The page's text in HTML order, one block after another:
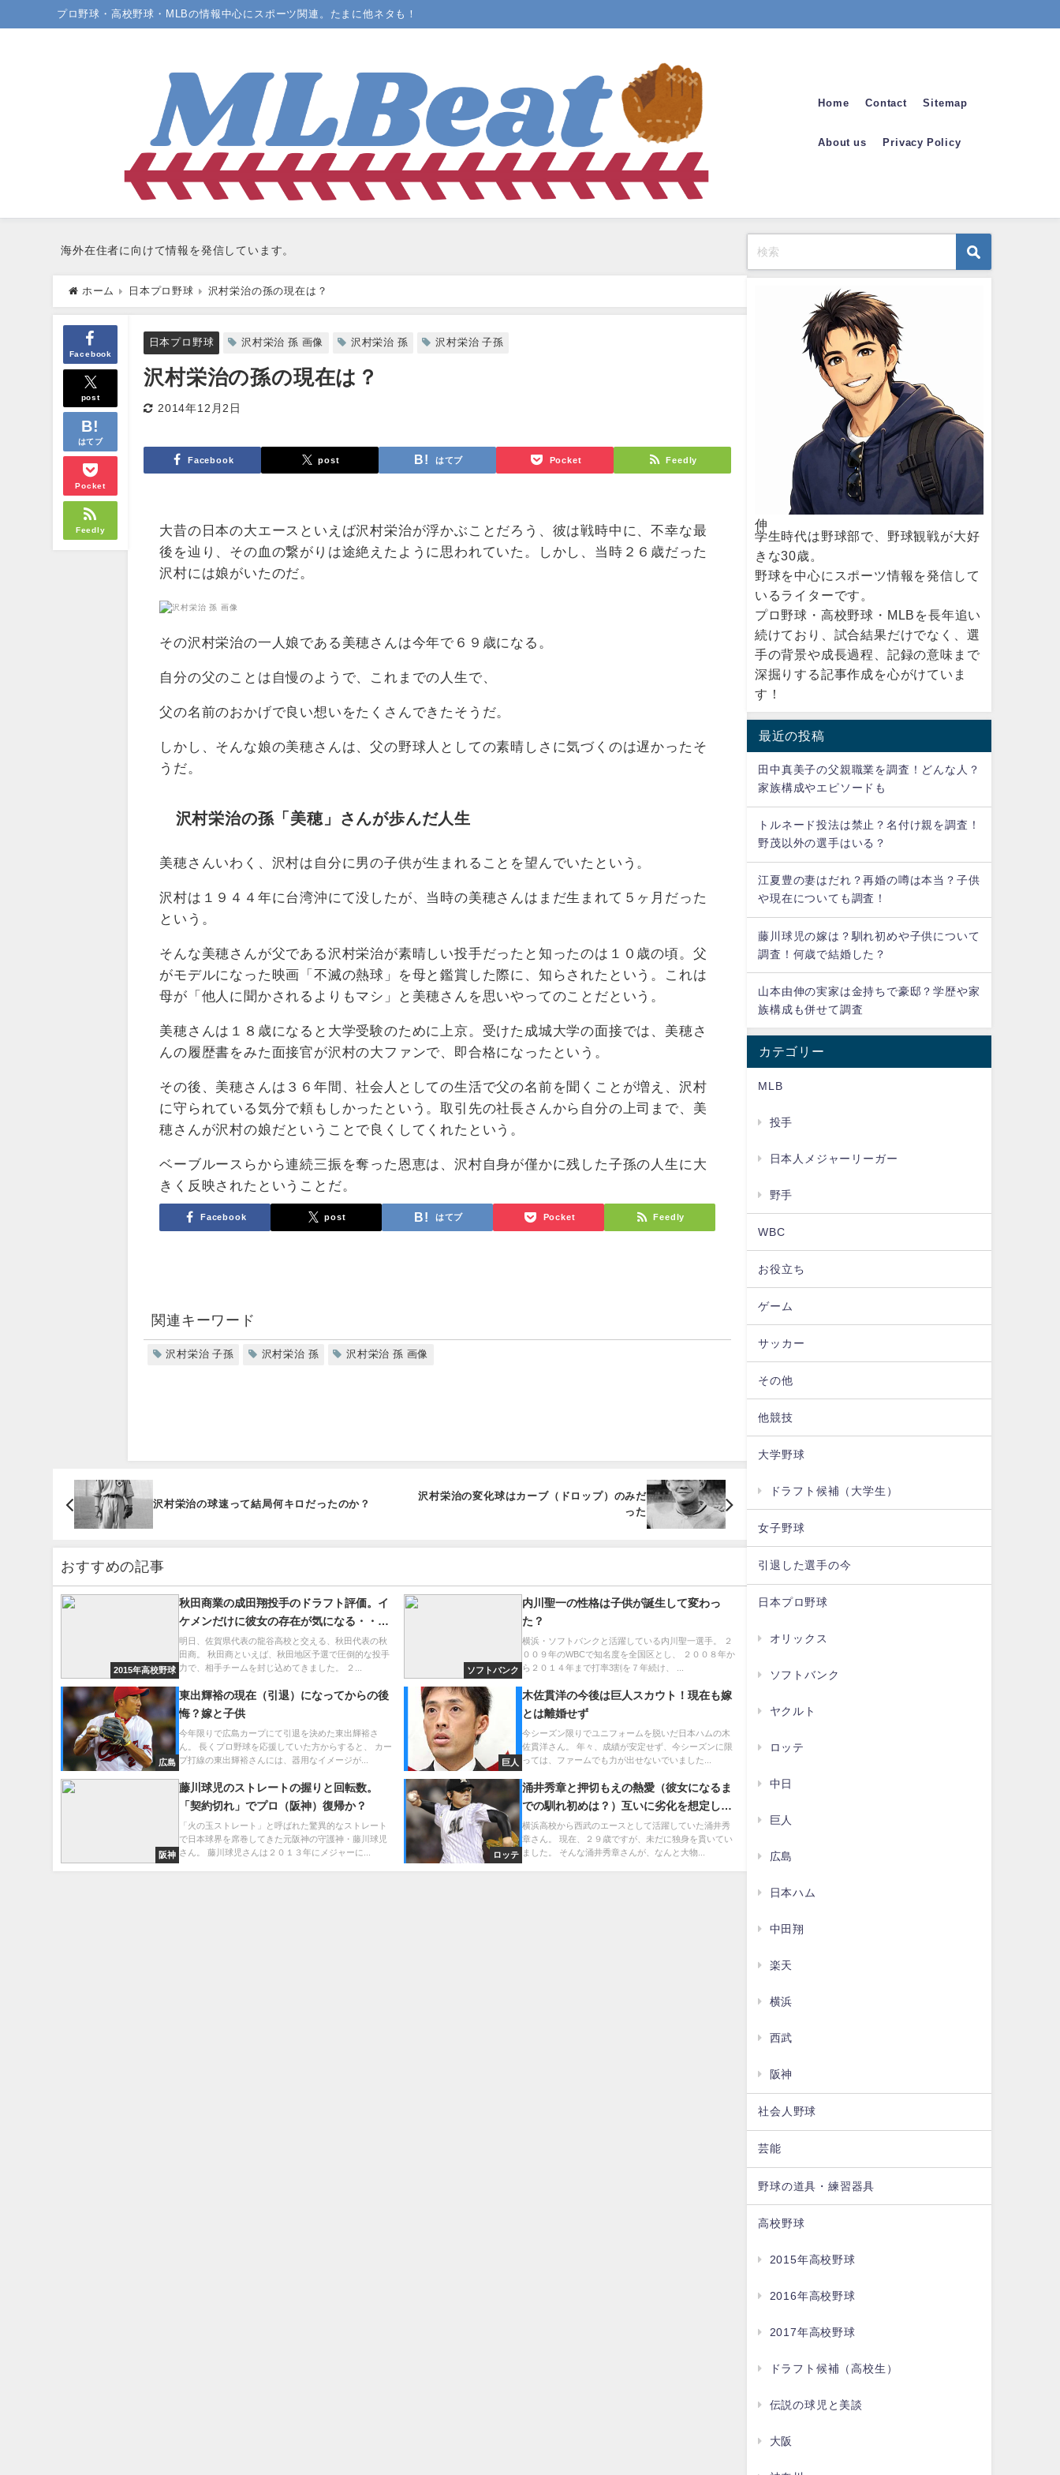
プロ野球・高校野球・MLBの情報中心にスポーツ関連。たまに他ネタも！
Home Contact Sitemap
About us Privacy Policy
海外在住者に向けて情報を発信しています。
ホーム 日本プロ野球 沢村栄治の孫の現在は？
Facebook
post
はてブ
Pocket
Feedly
日本プロ野球 沢村栄治 孫 画像 沢村栄治 孫 沢村栄治 子孫
沢村栄治の孫の現在は？
2014年12月2日
Facebook post はてブ Pocket Feedly
大昔の日本の大エースといえば沢村栄治が浮かぶことだろう、彼は戦時中に、不幸な最
後を辿り、その血の繋がりは途絶えたように思われていた。しかし、当時２６歳だった
沢村には娘がいたのだ。
その沢村栄治の一人娘である美穂さんは今年で６９歳になる。
自分の父のことは自慢のようで、これまでの人生で、
父の名前のおかげで良い想いをたくさんできたそうだ。
しかし、そんな娘の美穂さんは、父の野球人としての素晴しさに気づくのは遅かったそ
うだ。
沢村栄治の孫「美穂」さんが歩んだ人生
美穂さんいわく、沢村は自分に男の子供が生まれることを望んでいたという。
沢村は１９４４年に台湾沖にて没したが、当時の美穂さんはまだ生まれて５ヶ月だった
という。
そんな美穂さんが父である沢村栄治が素晴しい投手だったと知ったのは１０歳の頃。父
がモデルになった映画「不滅の熱球」を母と鑑賞した際に、知らされたという。これは
母が「他人に聞かされるよりもマシ」と美穂さんを思いやってのことだという。
美穂さんは１８歳になると大学受験のために上京。受けた成城大学の面接では、美穂さ
んの履歴書をみた面接官が沢村の大ファンで、即合格になったという。
その後、美穂さんは３６年間、社会人としての生活で父の名前を聞くことが増え、沢村
に守られている気分で頼もしかったという。取引先の社長さんから自分の上司まで、美
穂さんが沢村の娘だということで良くしてくれたという。
ベーブルースらから連続三振を奪った恩恵は、沢村自身が僅かに残した子孫の人生に大
きく反映されたということだ。
Facebook post はてブ Pocket Feedly
関連キーワード
沢村栄治 子孫 沢村栄治 孫 沢村栄治 孫 画像
沢村栄治の球速って結局何キロだったのか？
沢村栄治の変化球はカーブ（ドロップ）のみだ
った
おすすめの記事
2015年高校野球
秋田商業の成田翔投手のドラフト評価。イ
ケメンだけに彼女の存在が気になる・・・
甲子園ではどこまで行くのか？
明日、佐賀県代表の龍谷高校と交える、秋田代表の秋
田商。 秋田商といえば、秋田地区予選で圧倒的な投手
力で、相手チームを封じ込めてきました。 ２...
ソフトバンク
内川聖一の性格は子供が誕生して変わっ
た？
横浜・ソフトバンクと活躍している内川聖一選手。 ２
００９年のWBCで知名度を全国区とし、 ２００８年か
ら２０１４年まで打率3割を７年続け、 ...
広島
東出輝裕の現在（引退）になってからの後
悔？嫁と子供
今年限りで広島カープにて引退を決めた東出輝裕さ
ん。 長くプロ野球を応援していた方からすると、 カー
プ打線の東出輝裕さんには、器用なイメージが...
巨人
木佐貫洋の今後は巨人スカウト！現在も嫁
とは離婚せず
今シーズン限りでユニフォームを脱いだ日本ハムの木
佐貫洋さん。 年々、成績が安定せず、今シーズンに限
っては、ファームでも力が出せないでいました...
阪神
藤川球児のストレートの握りと回転数。
「契約切れ」でプロ（阪神）復帰か？
「火の玉ストレート」と呼ばれた驚異的なストレート
で日本球界を席巻してきた元阪神の守護神・藤川球児
さん。 藤川球児さんは２０１３年にメジャーに...
ロッテ
涌井秀章と押切もえの熱愛（彼女になるま
での馴れ初めは？）互いに劣化を想定して
結婚して子供？ビッグな彼氏と彼女
横浜高校から西武のエースとして活躍していた涌井秀
章さん。 現在、２９歳ですが、未だに独身を貫いてい
ました。 そんな涌井秀章さんが、なんと大物...
伸
学生時代は野球部で、野球観戦が大好
きな30歳。
野球を中心にスポーツ情報を発信して
いるライターです。
プロ野球・高校野球・MLBを長年追い
続けており、試合結果だけでなく、選
手の背景や成長過程、記録の意味まで
深掘りする記事作成を心がけていま
す！
最近の投稿
田中真美子の父親職業を調査！どんな人？
家族構成やエピソードも
トルネード投法は禁止？名付け親を調査！
野茂以外の選手はいる？
江夏豊の妻はだれ？再婚の噂は本当？子供
や現在についても調査！
藤川球児の嫁は？馴れ初めや子供について
調査！何歳で結婚した？
山本由伸の実家は金持ちで豪邸？学歴や家
族構成も併せて調査
カテゴリー
MLB
投手
日本人メジャーリーガー
野手
WBC
お役立ち
ゲーム
サッカー
その他
他競技
大学野球
ドラフト候補（大学生）
女子野球
引退した選手の今
日本プロ野球
オリックス
ソフトバンク
ヤクルト
ロッテ
中日
巨人
広島
日本ハム
中田翔
楽天
横浜
西武
阪神
社会人野球
芸能
野球の道具・練習器具
高校野球
2015年高校野球
2016年高校野球
2017年高校野球
ドラフト候補（高校生）
伝説の球児と美談
大阪